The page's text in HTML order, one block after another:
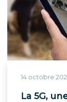
14 octobre
La 5G,